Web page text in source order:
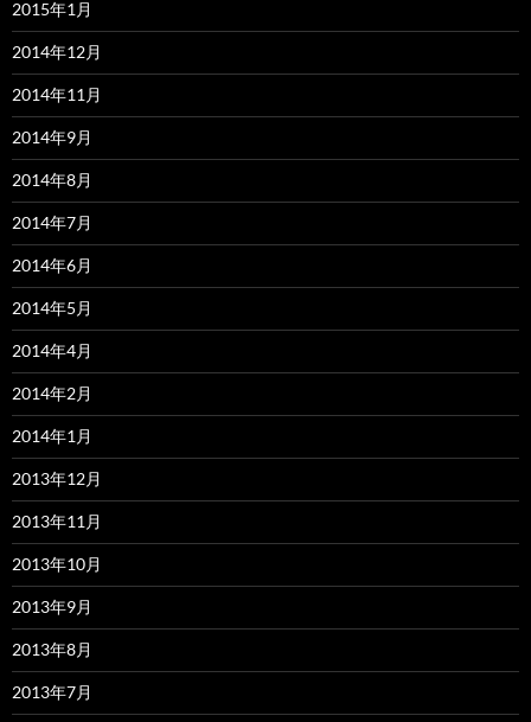
2015年1月
2014年12月
2014年11月
2014年9月
2014年8月
2014年7月
2014年6月
2014年5月
2014年4月
2014年2月
2014年1月
2013年12月
2013年11月
2013年10月
2013年9月
2013年8月
2013年7月